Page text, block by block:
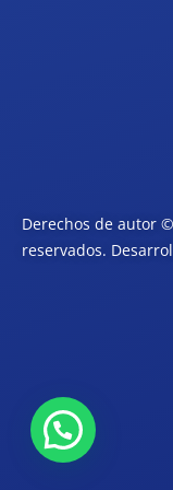
Derechos de autor ©
reservados.